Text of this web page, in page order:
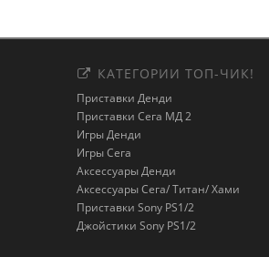
КАТЕГОРИИ ТОП-ЧИК!
Приставки Денди
Приставки Сега МД 2
Игры Денди
Игры Сега
Аксессуары Денди
Аксессуары Сега/ Титан/ Хами
Приставки Sony PS1/2
Джойстики Sony PS1/2